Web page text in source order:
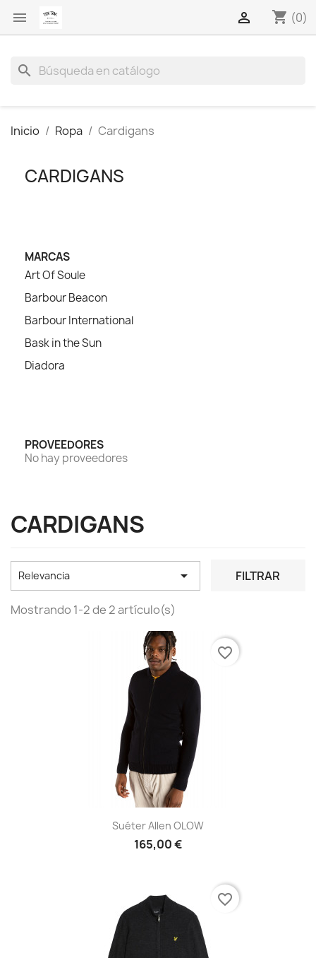
 shopping_cart (0)

search
Inicio Ropa Cardigans
CARDIGANS
MARCAS
Art Of Soule
Barbour Beacon
Barbour International
Bask in the Sun
Diadora
PROVEEDORES
No hay proveedores
CARDIGANS
Relevancia  FILTRAR
Mostrando 1-2 de 2 artículo(s)
Suéter Allen OLOW
165,00 €
favorite_border
favorite_border